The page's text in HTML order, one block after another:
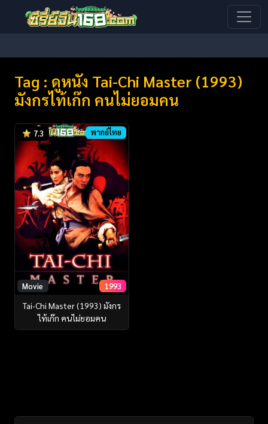
Tag : ดูหนัง Tai-Chi Master (1993)
มังกรไท้เก๊ก คนไม่ยอมคน
7.3 พากย์ไทย
Movie 1993
Tai-Chi Master (1993) มังกร
ไท้เก๊ก คนไม่ยอมคน